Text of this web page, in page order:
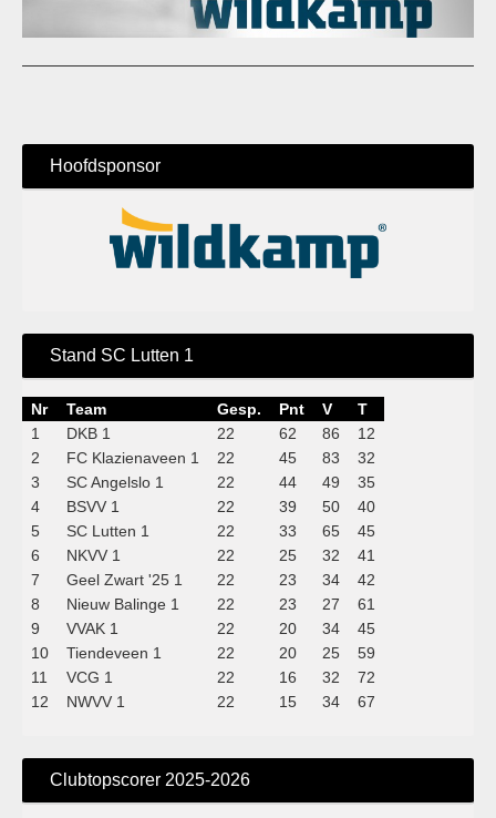
Hoofdsponsor
Stand SC Lutten 1
Nr Team Gesp. Pnt V
T
1
DKB 1 22 62 86
12
2
FC Klazienaveen 1 22 45 83
32
3
SC Angelslo 1 22 44 49
35
4
BSVV 1 22 39 50
40
5
SC Lutten 1 22 33 65
45
6
NKVV 1 22 25 32
41
7
Geel Zwart '25 1 22 23 34
42
8
Nieuw Balinge 1 22 23 27
61
9
VVAK 1 22 20 34
45
10
Tiendeveen 1 22 20 25
59
11
VCG 1 22 16 32
72
12
NWVV 1 22 15 34 67
Clubtopscorer 2025-2026